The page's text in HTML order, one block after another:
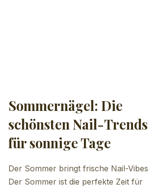
Sommernägel: Die
schönsten Nail-Trends
für sonnige Tage
Der Sommer bringt frische Nail-Vibes
Der Sommer ist die perfekte Zeit für